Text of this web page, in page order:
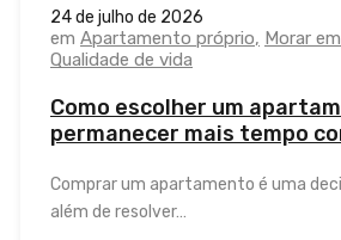
24 de julho de 2026
em Apartamento próprio Morar
Qualidade de vida
Como escolher um
permanecer mais tempo
Comprar um apartamento é uma
além de resolver…